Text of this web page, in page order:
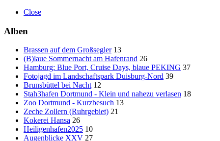
Close
Alben
Brassen auf dem Großsegler 13
(B)laue Sommernacht am Hafenrand 26
Hamburg: Blue Port, Cruise Days, blaue PEKING 37
Fotojagd im Landschaftspark Duisburg-Nord 39
Brunsbüttel bei Nacht 12
Stah3hafen Dortmund - Klein und nahezu verlasen 18
Zoo Dortmund - Kurzbesuch 13
Zeche Zollern (Ruhrgebiet) 21
Kokerei Hansa 26
Heiligenhafen2025 10
Augenblicke XXV 27